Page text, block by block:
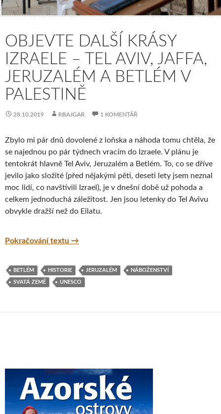
OBJEVTE DALŠÍ KRÁSY
IZRAELE – TEL AVIV, JAFFA,
JERUZALÉM A BETLÉM V
PALESTINĚ
28.10.2019 RBAJGAR 1 KOMENTÁŘ
Zbylo mi pár dnů dovolené z loňska a náhoda tomu chtěla, že
se najednou po pár týdnech vracím do Izraele. V plánu je
tentokrát hlavně Tel Aviv, Jeruzalém a Betlém. To, co se dříve
jevilo jako složité (před nějakými pěti, deseti lety jsem neznal
moc lidí, co navštívili Izrael), je v dnešní době už pohoda a
celkem jednoduchá záležitost. Jen jsou letenky do Tel Avivu
obvykle dražší než do Eilatu.
Pokračování textu Objevte další krásy Izraele – Tel Aviv,
→
BETLÉM HISTORIE JERUZALÉM NÁBOŽENSTVÍ
SVATÁ ZEMĚ UNESCO